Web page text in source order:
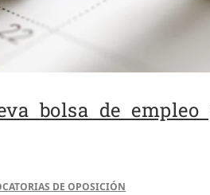
bolsa de
DE OPOSICIÓN